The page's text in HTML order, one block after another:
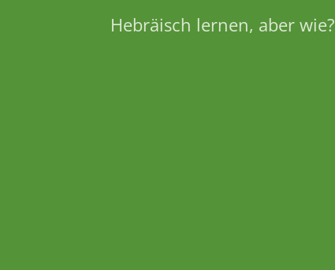
Hebräisch lernen, aber wie?